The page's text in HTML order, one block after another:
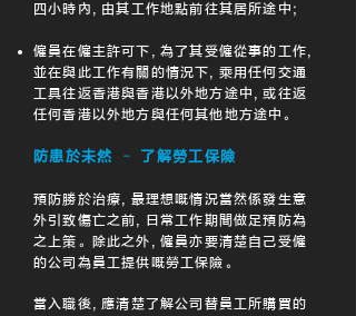
四小時內 , 由其工作地點前往其居所途中;
僱員在僱主許可下 ,為了其受僱從事的工作,
並在與此工作有關的情況下, 乘用任何交通
工具往返香港與香港以外地方途中 ,或往返
任何香港以外地方與任何其他地方途中。
防患於未然 – 了解勞工保險
預防勝於治療, 最理想嘅情況當然係發生意
外引致傷亡之前,
日常工作期間做足預防為
之上策。除此之外 ,僱員亦要清楚自己受僱
的公司為員工提供嘅勞工保險。
當入職後,應清楚了解公司替員工所購買的